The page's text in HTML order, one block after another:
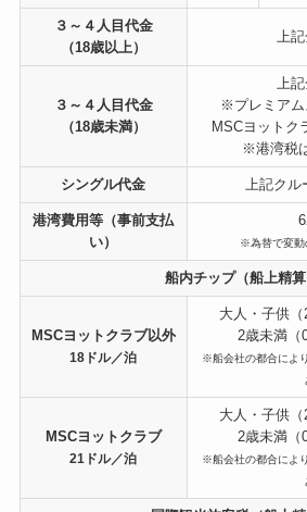
３～４人目代金
（18歳以上）
上
３～４人目代金
（18歳未満）
上
※プレミアム
MSCヨットク
※港湾税
シングル代金 上記クル
港湾費用等（事前支払
い）
※為替で変動
船内チップ（船上精算
MSCヨットクラブ以外
18ドル／泊
大人・子供
2歳未満（
※船会社の都合によ
MSCヨットクラブ
21ドル／泊
大人・子供
2歳未満（
※船会社の都合によ